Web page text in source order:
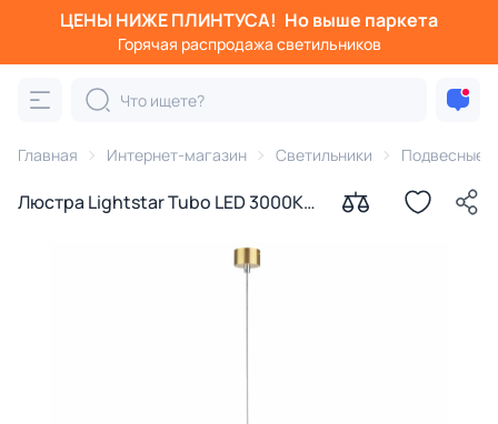
ЦЕНЫ НИЖЕ ПЛИНТУСА! Но выше паркета
Горячая распродажа светильников
Главная Интернет-магазин Светильники Подвесные
Люстра Lightstar Tubo LED 3000K